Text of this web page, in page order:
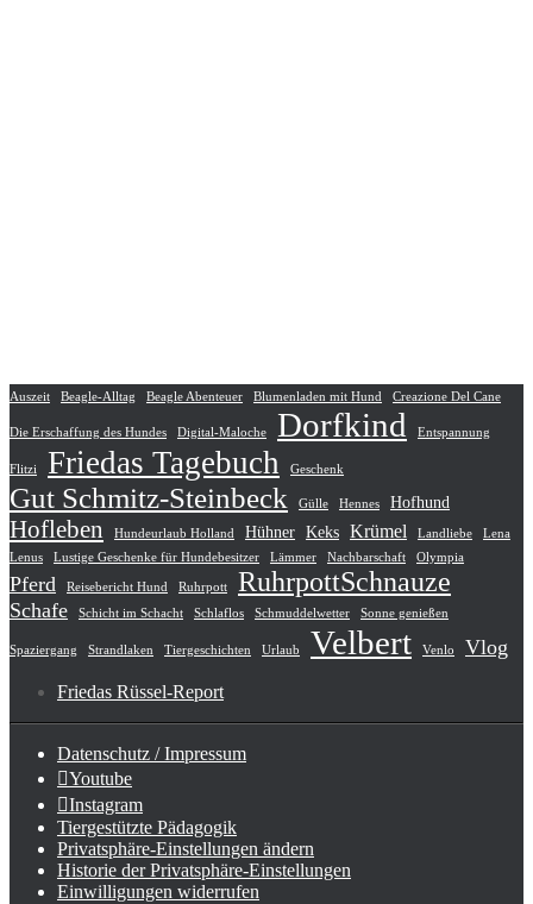
Auszeit Beagle-Alltag Beagle Abenteuer Blumenladen mit Hund Creazione Del Cane
Die Erschaffung des Hundes Digital-Maloche Dorfkind Entspannung
Flitzi Friedas Tagebuch Geschenk
Gut Schmitz-Steinbeck Gülle Hennes Hofhund
Hofleben Hundeurlaub Holland Hühner Keks Krümel Landliebe
Lena
Lenus
Lustige Geschenke für Hundebesitzer Lämmer Nachbarschaft Olympia
Pferd Reisebericht Hund Ruhrpott RuhrpottSchnauze
Schafe Schicht im Schacht Schlaflos Schmuddelwetter Sonne genießen
Spaziergang Strandlaken Tiergeschichten Urlaub Velbert Venlo Vlog
Friedas Rüssel-Report
Datenschutz / Impressum
Youtube
Instagram
Tiergestützte Pädagogik
Privatsphäre-Einstellungen ändern
Historie der Privatsphäre-Einstellungen
Einwilligungen widerrufen